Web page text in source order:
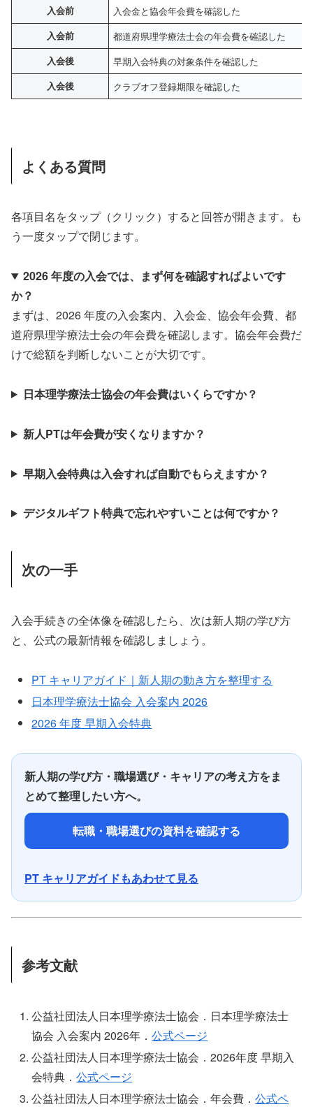
入会前 入会金と協会年会費を確認した
入会前 都道府県理学療法士会の年会費を確認した
入会後 早期入会特典の対象条件を確認した
入会後 クラブオフ登録期限を確認した
よくある質問
各項目名をタップ（クリック）すると回答が開きます。も
う一度タップで閉じます。
2026 年度の入会では、まず何を確認すればよいです
か？
まずは、2026 年度の入会案内、入会金、協会年会費、都
道府県理学療法士会の年会費を確認します。協会年会費だ
けで総額を判断しないことが大切です。
日本理学療法士協会の年会費はいくらですか？
新人PTは年会費が安くなりますか？
早期入会特典は入会すれば自動でもらえますか？
デジタルギフト特典で忘れやすいことは何ですか？
次の一手
入会手続きの全体像を確認したら、次は新人期の学び方
と、公式の最新情報を確認しましょう。
PT キャリアガイド｜新人期の動き方を整理する
日本理学療法士協会 入会案内 2026
2026 年度 早期入会特典
新人期の学び方・職場選び・キャリアの考え方をま
とめて整理したい方へ。
転職・職場選びの資料を確認する
PT キャリアガイドもあわせて見る
参考文献
公益社団法人日本理学療法士協会．日本理学療法士
協会 入会案内 2026年．公式ページ
公益社団法人日本理学療法士協会．2026年度 早期入
会特典．公式ページ
公益社団法人日本理学療法士協会．年会費．公式ペ